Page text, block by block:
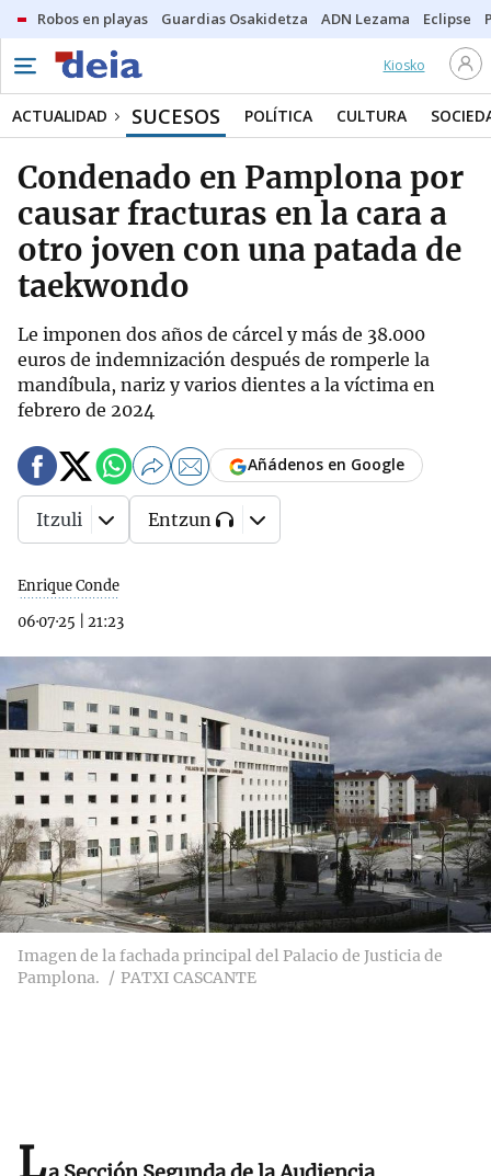
Robos en playas Guardias Osakidetza ADN Lezama Eclipse
Kiosko
ACTUALIDAD SUCESOS POLÍTICA CULTURA
Condenado en Pamplona por
causar fracturas en la cara a
otro joven con una patada de
taekwondo
Le imponen dos años de cárcel y más de 38.000
euros de indemnización después de romperle la
mandíbula, nariz y varios dientes a la víctima en
febrero de 2024
Enrique Conde
06·07·25
21:23
Añádenos en Google
Itzuli Entzun
Imagen de la fachada principal del Palacio de Justicia de
Pamplona.
PATXI CASCANTE
L